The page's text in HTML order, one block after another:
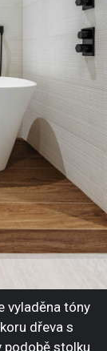
vyladěna tóny
dřeva s
podobě stolku